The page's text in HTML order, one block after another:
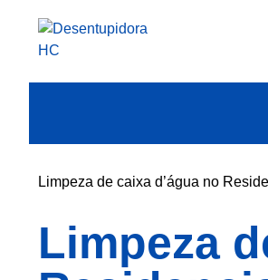
Limpeza de caixa d’água no
Limpeza